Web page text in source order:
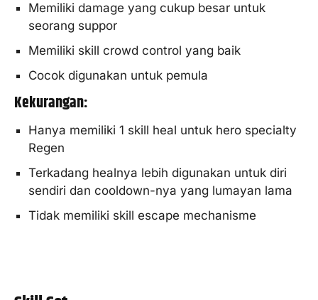
Memiliki damage yang cukup besar untuk
seorang suppor
Memiliki skill crowd control yang baik
Cocok digunakan untuk pemula
Kekurangan:
Hanya memiliki 1 skill heal untuk hero specialty
Regen
Terkadang healnya lebih digunakan untuk diri
sendiri dan cooldown-nya yang lumayan lama
Tidak memiliki skill escape mechanisme